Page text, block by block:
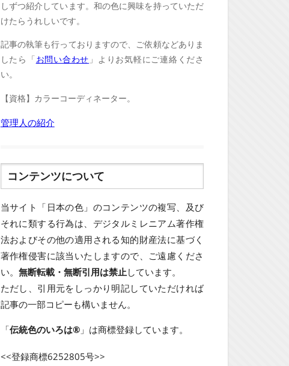
しずつ紹介しています。和の色に興味を持っていただ
けたらうれしいです。
記事の執筆も行っておりますので、ご依頼などありま
したら「お問い合わせ 」よりお気軽にご連絡くださ
い。
【資格】カラーコーディネーター。
管理人の紹介
コンテンツについて
当サイト「日本の色」のコンテンツの複写、及び
それに類する行為は、デジタルミレニアム著作権
法およびその他の適用される知的財産法に基づく
著作権侵害に該当いたしますので、ご遠慮くださ
い。 無断転載・無断引用は禁止しています。
ただし、引用元をしっかり明記していただければ
記事の一部コピーも構いません。
「伝統色のいろは®」は商標登録しています。
<<登録商標6252805号>>